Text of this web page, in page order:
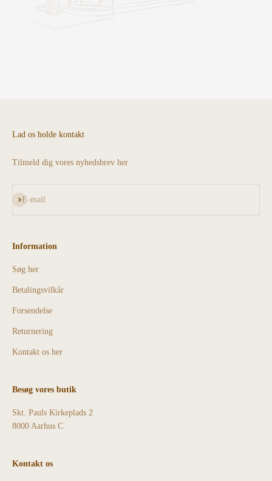
Lad os holde kontakt
Tilmeld dig vores nyhedsbrev her
E-mail
Abonnér
Information
Søg her
Betalingsvilkår
Forsendelse
Returnering
Kontakt os her
Besøg vores butik
Skt. Pauls Kirkeplads 2
8000 Aarhus C
Kontakt os